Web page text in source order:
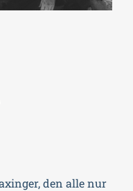
den alle nur